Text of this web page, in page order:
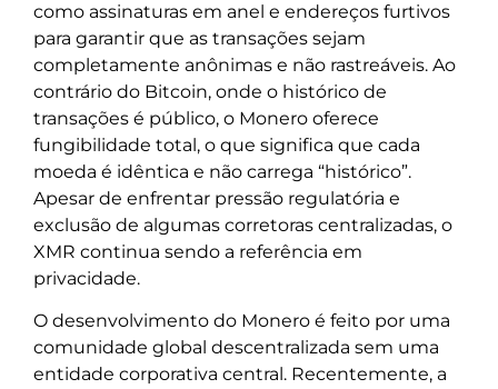
como assinaturas em anel e endereços furtivos
para garantir que as transações sejam
completamente anônimas e não rastreáveis. Ao
contrário do Bitcoin, onde o histórico de
transações é público, o Monero oferece
fungibilidade total, o que significa que cada
moeda é idêntica e não carrega “histórico”.
Apesar de enfrentar pressão regulatória e
exclusão de algumas corretoras centralizadas, o
XMR continua sendo a referência em
privacidade.
O desenvolvimento do Monero é feito por uma
comunidade global descentralizada sem uma
entidade corporativa central. Recentemente, a